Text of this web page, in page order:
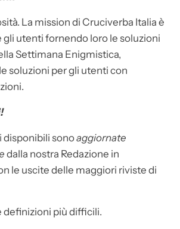
La mission di Cruciverba Italia è
gli utenti fornendo loro le soluzioni
Settimana Enigmistica,
soluzioni per gli utenti con
disponibili sonoaggiornate
dalla nostra Redazione in
le uscite delle maggiori riviste di
definizioni più difficili.